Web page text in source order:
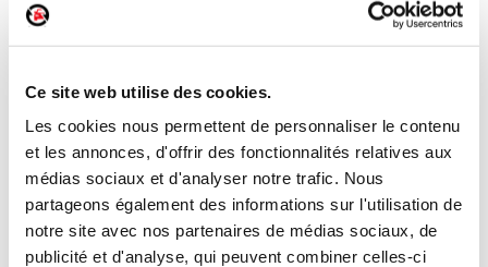
Ce site web utilise des cookies.
Les cookies nous permettent de personnaliser le contenu
et les annonces, d'offrir des fonctionnalités relatives aux
médias sociaux et d'analyser notre trafic. Nous
partageons également des informations sur l'utilisation de
notre site avec nos partenaires de médias sociaux, de
publicité et d'analyse, qui peuvent combiner celles-ci
Vase d'expansion
Réf. constructeur :1504818
Modèle de provenance
Caractéristiques techniques
En stock 18,00 € TTC